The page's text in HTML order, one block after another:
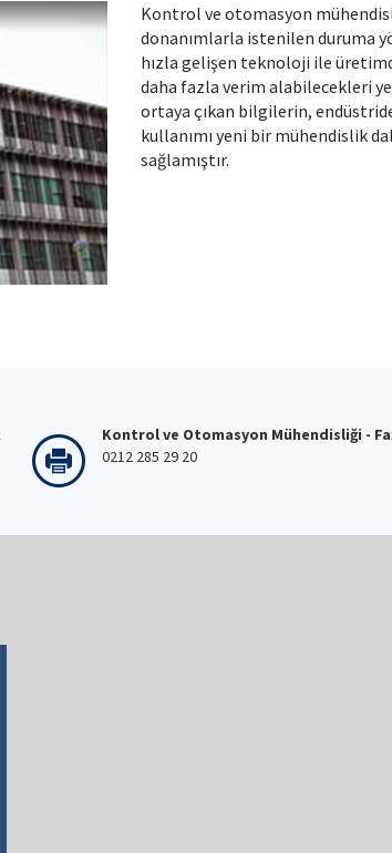
Kontrol ve otomasyon
donanımlarla istenilen duruma
hızla gelişen teknoloji ile
daha fazla verim alabilecekleri
ortaya çıkan bilgilerin,
kullanımı yeni bir mühendislik
sağlamıştır.
Kontrol ve Otomasyon Mühendisliği -
0212 285 29 20